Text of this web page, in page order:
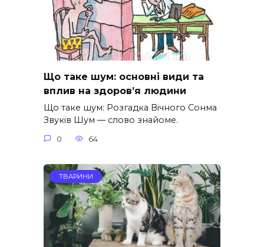
Що таке шум: основні види та
вплив на здоров’я людини
Що таке шум: Розгадка Вічного Сонма
Звуків Шум — слово знайоме.
0 64
ТВАРИНИ